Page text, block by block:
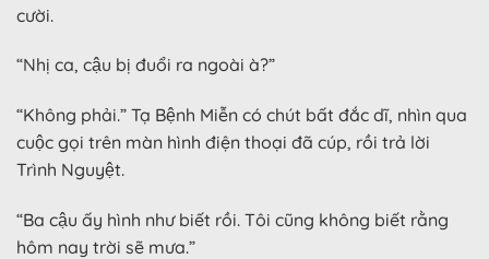
cười.
“Nhị ca, cậu bị đuổi ra ngoài à?”
“Không phải.” Tạ Bệnh Miễn có chút bất đắc dĩ, nhìn qua
cuộc gọi trên màn hình điện thoại đã cúp, rồi trả lời
Trình Nguyệt.
“Ba cậu ấy hình như biết rồi. Tôi cũng không biết rằng
hôm nay trời sẽ mưa.”